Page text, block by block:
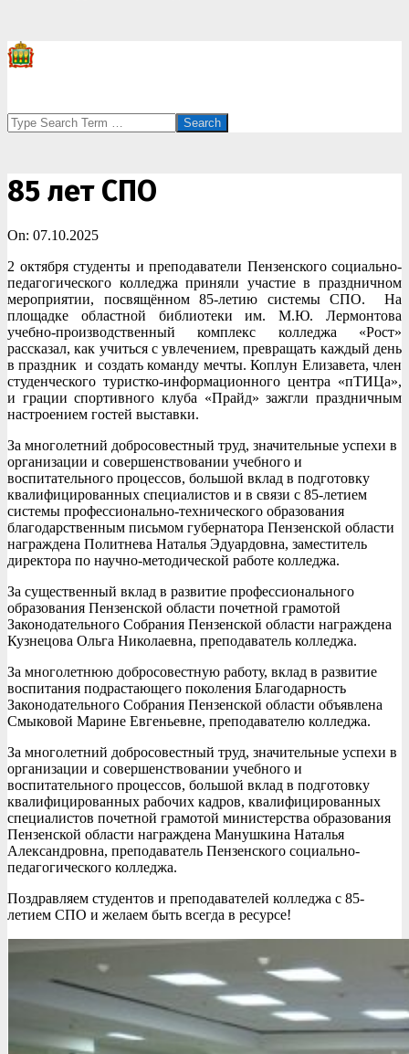
Search
85 лет СПО
On: 07.10.2025
2 октября студенты и преподаватели Пензенского социально-
педагогического колледжа приняли участие в праздничном
мероприятии, посвящённом 85-летию системы СПО. На
площадке областной библиотеки им. М.Ю. Лермонтова
учебно-производственный комплекс колледжа «Рост»
рассказал, как учиться с увлечением, превращать каждый день
в праздник и создать команду мечты. Коплун Елизавета, член
студенческого туристко-информационного центра «пТИЦа»,
и грации спортивного клуба «Прайд» зажгли праздничным
настроением гостей выставки.
За многолетний добросовестный труд, значительные успехи в
организации и совершенствовании учебного и
воспитательного процессов, большой вклад в подготовку
квалифицированных специалистов и в связи с 85-летием
системы профессионально-технического образования
благодарственным письмом губернатора Пензенской области
награждена Политнева Наталья Эдуардовна, заместитель
директора по научно-методической работе колледжа.
За существенный вклад в развитие профессионального
образования Пензенской области почетной грамотой
Законодательного Собрания Пензенской области награждена
Кузнецова Ольга Николаевна, преподаватель колледжа.
За многолетнюю добросовестную работу, вклад в развитие
воспитания подрастающего поколения Благодарность
Законодательного Собрания Пензенской области объявлена
Смыковой Марине Евгеньевне, преподавателю колледжа.
За многолетний добросовестный труд, значительные успехи в
организации и совершенствовании учебного и
воспитательного процессов, большой вклад в подготовку
квалифицированных рабочих кадров, квалифицированных
специалистов почетной грамотой министерства образования
Пензенской области награждена Манушкина Наталья
Александровна, преподаватель Пензенского социально-
педагогического колледжа.
Поздравляем студентов и преподавателей колледжа с 85-
летием СПО и желаем быть всегда в ресурсе!